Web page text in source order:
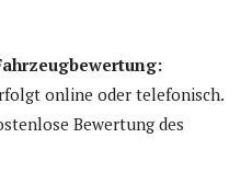
online oder telefonisch.
Bewertung des